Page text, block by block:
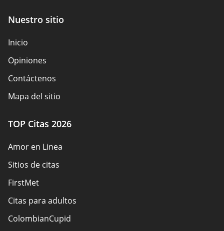
Nuestro sitio
Inicio
Opiniones
Contáctenos
Mapa del sitio
TOP Citas 2026
Amor en Linea
Sitios de citas
FirstMet
Citas para adultos
ColombianCupid